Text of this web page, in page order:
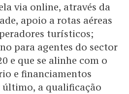
via online, através da
apoio a rotas aéreas
turísticos;
para agentes do sector
e que se alinhe com o
e financiamentos
último, a qualificação